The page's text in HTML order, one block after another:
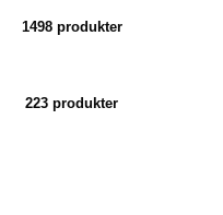
1498 produkter
223 produkter